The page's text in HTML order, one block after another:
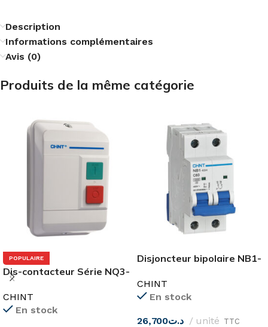
Description
Informations complémentaires
Avis (0)
Produits de la même catégorie
POPULAIRE
Dis-contacteur Série NQ3-
5.5P
CHINT
En stock
Disjoncteur bipolaire NB1-
CHINT
En stock
د.ت26,700 unité TTC